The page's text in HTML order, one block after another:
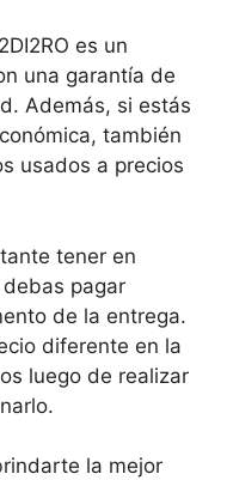
es un
una garantía de
Además, si estás
también
usados a precios
tener en
pagar
de la entrega.
diferente en la
luego de realizar
la mejor